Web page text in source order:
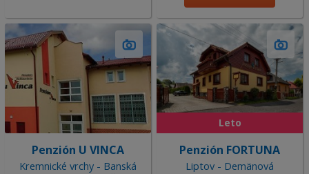
Penzión U VINCA
Kremnické vrchy - Banská
Leto
Penzión FORTUNA
Liptov - Demänová